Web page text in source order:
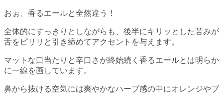
おぉ、香るエールと全然違う！
全体的にすっきりとしながらも、後半にキリッとした苦みが
舌をピリリと引き締めてアクセントを与えます。
マットな口当たりと辛口さが終始続く香るエールとは明らか
に一線を画しています。
鼻から抜ける空気には爽やかなハーブ感の中にオレンジやブ